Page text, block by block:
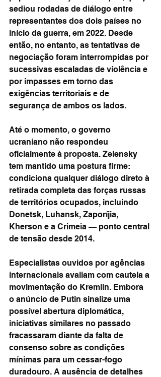
sediou rodadas de diálogo entre
representantes dos dois países no
início da guerra, em 2022. Desde
então, no entanto, as tentativas de
negociação foram interrompidas por
sucessivas escaladas de violência e
por impasses em torno das
exigências territoriais e de
segurança de ambos os lados.
Até o momento, o governo
ucraniano não respondeu
oficialmente à proposta. Zelensky
tem mantido uma postura firme:
condiciona qualquer diálogo direto à
retirada completa das forças russas
de territórios ocupados, incluindo
Donetsk, Luhansk, Zaporíjia,
Kherson e a Crimeia — ponto central
de tensão desde 2014.
Especialistas ouvidos por agências
internacionais avaliam com cautela a
movimentação do Kremlin. Embora
o anúncio de Putin sinalize uma
possível abertura diplomática,
iniciativas similares no passado
fracassaram diante da falta de
consenso sobre as condições
mínimas para um cessar-fogo
duradouro. A ausência de detalhes